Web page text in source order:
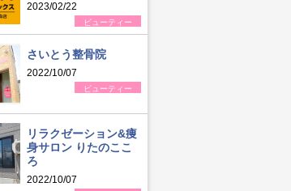
2023/02/22
ビューティー
さいとう整骨院
2022/10/07
ビューティー
リラクゼーション&痩
身サロン りたのここ
ろ
2022/10/07